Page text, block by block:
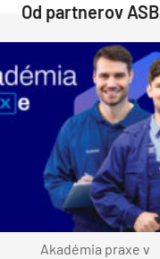
Od partnerov ASB
Akadémia praxe v